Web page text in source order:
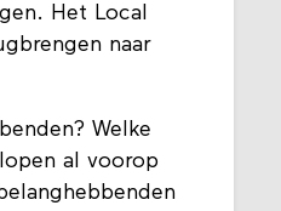
in de
Het Local
naar
Welke
al voorop